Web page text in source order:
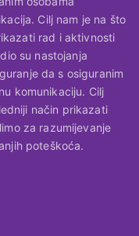
Cilj nam je na što
rad i aktivnosti
su nastojanja
da s osiguranim
komunikaciju. Cilj
način prikazati
za razumijevanje
poteškoća.